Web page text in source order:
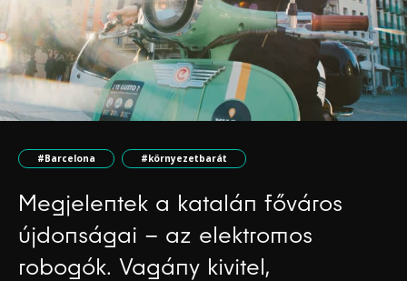
#Barcelona #környezetbarát
Megjelentek a katalán főváros
újdonságai – az elektromos
robogók. Vagány kivitel,